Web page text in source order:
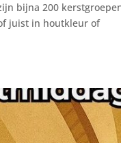
bijna 200
juist in houtkleur of